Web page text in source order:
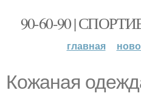
90-60-90 |
главная
Кожаная